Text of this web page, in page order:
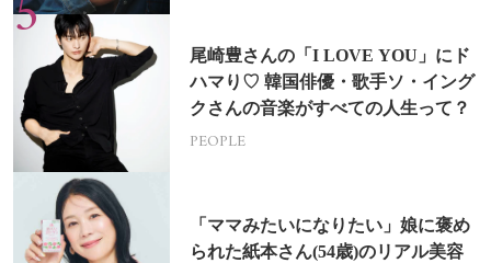
尾崎豊さんの「I LOVE YOU」にド
ハマり♡ 韓国俳優・歌手ソ・イング
クさんの音楽がすべての人生って？
PEOPLE
「ママみたいになりたい」娘に褒め
られた紙本さん(54歳)のリアル美容